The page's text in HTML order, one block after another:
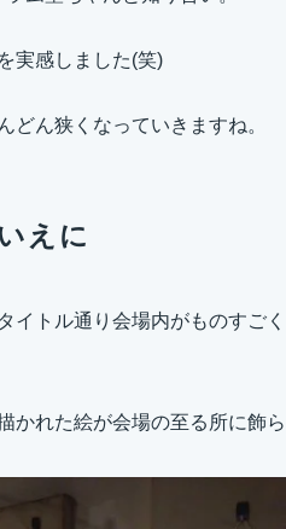
実感しました(笑)
どん狭くなっていきますね。
えに
イトル通り会場内がものすごく
かれた絵が会場の至る所に飾ら